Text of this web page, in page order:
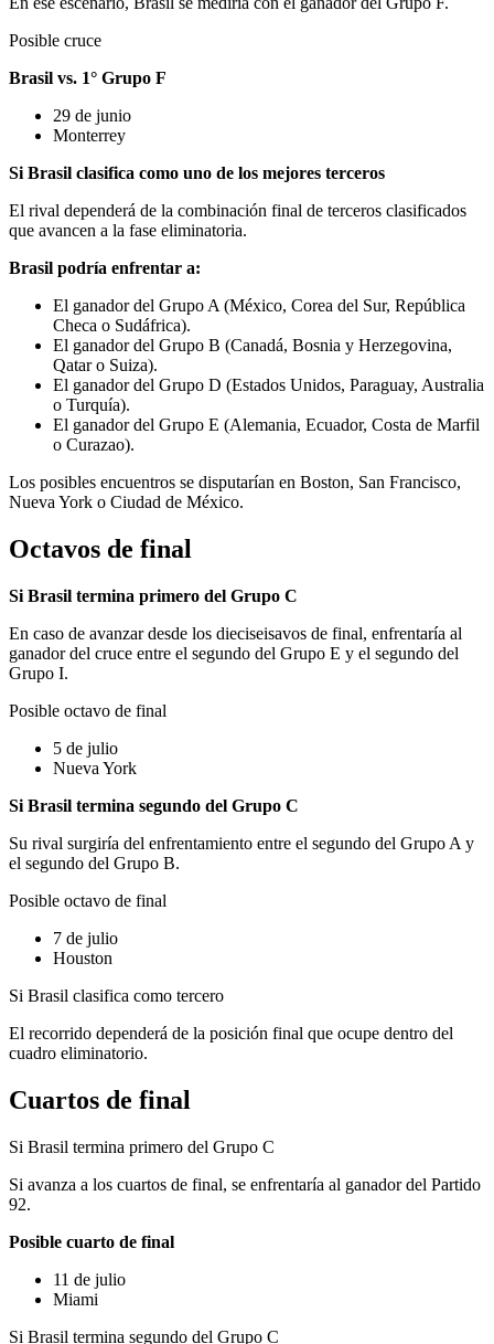
Posible cruce
Brasil vs. 1° Grupo F
29 de junio
Monterrey
Si Brasil clasifica como uno de los mejores terceros
El rival dependerá de la combinación final de terceros clasificados
que avancen a la fase eliminatoria.
Brasil podría enfrentar a:
El ganador del Grupo A (México, Corea del Sur, República
Checa o Sudáfrica).
El ganador del Grupo B (Canadá, Bosnia y Herzegovina,
Qatar o Suiza).
El ganador del Grupo D (Estados Unidos, Paraguay, Australia
o Turquía).
El ganador del Grupo E (Alemania, Ecuador, Costa de Marfil
o Curazao).
Los posibles encuentros se disputarían en Boston, San Francisco,
Nueva York o Ciudad de México.
Octavos de final
Si Brasil termina primero del Grupo C
En caso de avanzar desde los dieciseisavos de final, enfrentaría al
ganador del cruce entre el segundo del Grupo E y el segundo del
Grupo I.
Posible octavo de final
5 de julio
Nueva York
Si Brasil termina segundo del Grupo C
Su rival surgiría del enfrentamiento entre el segundo del Grupo A y
el segundo del Grupo B.
Posible octavo de final
7 de julio
Houston
Si Brasil clasifica como tercero
El recorrido dependerá de la posición final que ocupe dentro del
cuadro eliminatorio.
Cuartos de final
Si Brasil termina primero del Grupo C
Si avanza a los cuartos de final, se enfrentaría al ganador del Partido
92.
Posible cuarto de final
11 de julio
Miami
Si Brasil termina segundo del Grupo C